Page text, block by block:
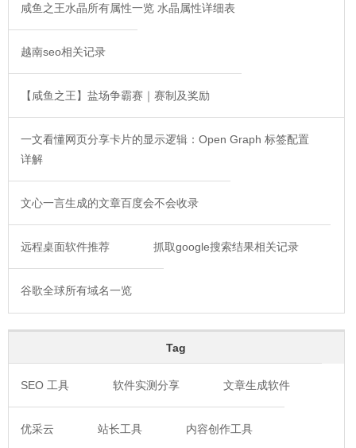
咸鱼之王水晶所有属性一览 水晶属性详细表
越南seo相关记录
【咸鱼之王】盐场争霸赛｜赛制及奖励
一文看懂网页分享卡片的显示逻辑：Open Graph 标签配置
详解
文心一言生成的文章百度会不会收录
远程桌面软件推荐 抓取google搜索结果相关记录
谷歌全球所有域名一览
Tag
SEO 工具 软件实测分享 文章生成软件
优采云 站长工具 内容创作工具